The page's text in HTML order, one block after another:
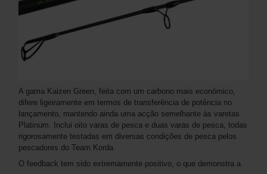
A gama Kaizen Green, feita com um carbono mais económico,
difere ligeiramente em termos de transferência de potência no
lançamento, mantendo ainda uma acção semelhante às varetas
Platinum. Inclui oito varas de pesca e duas varas de pesca, todas
rigorosamente testadas em diversas condições de pesca pelos
pescadores do Team Korda.
O feedback tem sido extremamente positivo, o que demonstra a